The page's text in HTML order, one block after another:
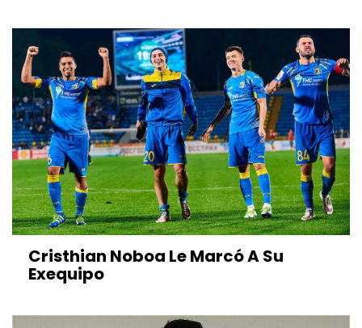
Cristhian Noboa Le Marcó A Su
Exequipo